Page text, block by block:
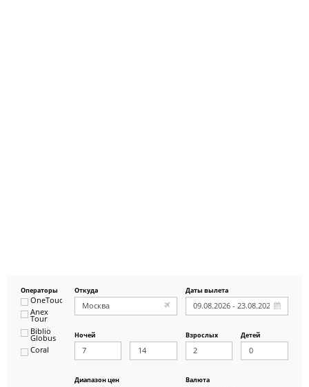
Операторы
OneTouch&Travel
Anex
Tour
Biblio
Globus
Coral
Откуда Даты вылета
Ночей Взрослых Детей
Диапазон цен
Валюта